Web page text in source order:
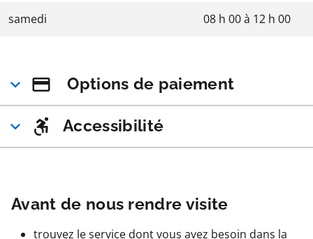
samedi 08 h 00à 12 h 00
Options de paiement
Accessibilité
Avant de nous rendre visite
trouvez le service dont vous avez besoin dans la